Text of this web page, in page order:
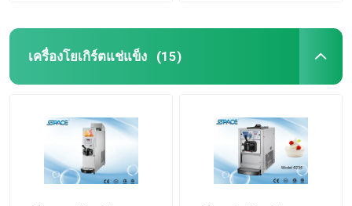
เครื่องโยเกิร์ตแช่แข็ง (15)